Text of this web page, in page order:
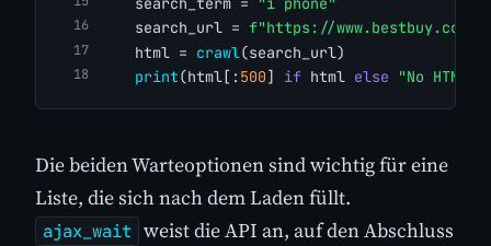
    search_url =
f"https://www.bestbuy.com/
    html =
crawl(search_url)
print(html[:500] if html else "No HTML
Die beiden Warteoptionen sind wichtig für eine
Liste, die sich nach dem Laden füllt.
ajax_wait weist die API an, auf den Abschluss